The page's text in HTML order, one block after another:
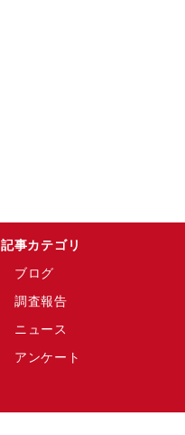
記事カテゴリ
ブログ
調査報告
ニュース
アンケート